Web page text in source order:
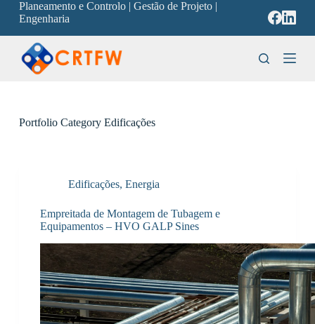
P
u
l
o
Planeamento e Controlo | Gestão de Projeto |
Engenharia
Portfolio CategoryEdificações
Edificações, Energia
Empreitada de Montagem de Tubagem e
Equipamentos – HVO GALP Sines